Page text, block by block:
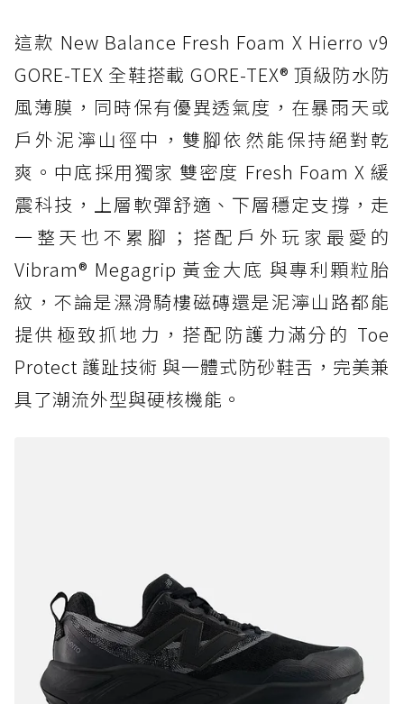
這款 New Balance Fresh Foam X Hierro v9
GORE-TEX 全鞋搭載 GORE-TEX® 頂級防水防
風薄膜，同時保有優異透氣度，在暴雨天或
戶外泥濘山徑中，雙腳依然能保持絕對乾
爽。中底採用獨家 雙密度 Fresh Foam X 緩
震科技，上層軟彈舒適、下層穩定支撐，走
一整天也不累腳；搭配戶外玩家最愛的
Vibram® Megagrip 黃金大底 與專利顆粒胎
紋，不論是濕滑騎樓磁磚還是泥濘山路都能
提供極致抓地力，搭配防護力滿分的 Toe
Protect 護趾技術 與一體式防砂鞋舌，完美兼
具了潮流外型與硬核機能。